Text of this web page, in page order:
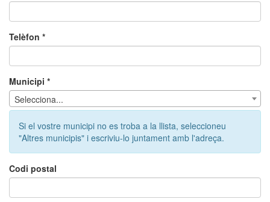
Telèfon *
Municipi *
Selecciona...
Si el vostre municipi no es troba a la llista, seleccioneu
"Altres municipis" i escriviu-lo juntament amb l'adreça.
Codi postal